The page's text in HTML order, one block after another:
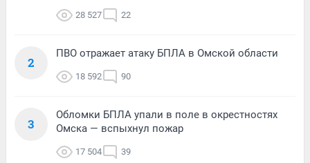
28 527 22
2
ПВО отражает атаку БПЛА в Омской области
18 592 90
3
Обломки БПЛА упали в поле в окрестностях
Омска — вспыхнул пожар
17 504 39